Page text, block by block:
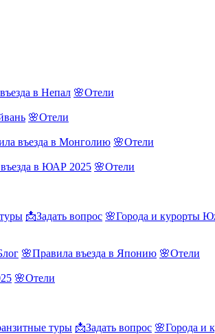
в Непал 🌸Отели
🌸Отели
въезда в Монголию 🌸Отели
в ЮАР 2025 🌸Отели
📩Задать вопрос 🌸Города и курорты
🌸Правила въезда в Японию 🌸Отели
🌸Отели
туры 📩Задать вопрос 🌸Города и